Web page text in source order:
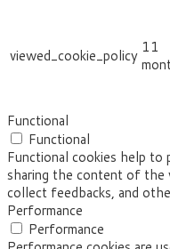
viewed_cookie_policy 11
Functional
Functional
Functional cookies help to
sharing the content of the
collect feedbacks, and
Performance
Performance